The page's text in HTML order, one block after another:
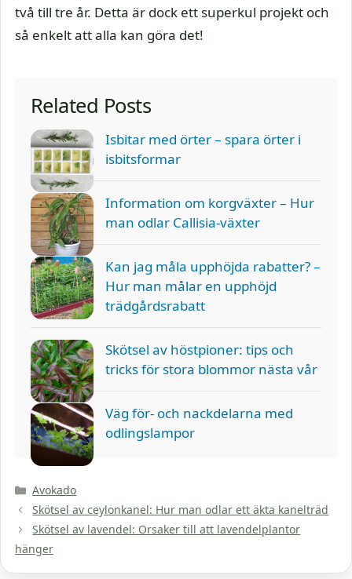
två till tre år. Detta är dock ett superkul projekt och
så enkelt att alla kan göra det!
Related Posts
Isbitar med örter – spara örter i
isbitsformar
Information om korgväxter – Hur
man odlar Callisia-växter
Kan jag måla upphöjda rabatter? –
Hur man målar en upphöjd
trädgårdsrabatt
Skötsel av höstpioner: tips och
tricks för stora blommor nästa vår
Väg för- och nackdelarna med
odlingslampor
Kategorier
Avokado
Skötsel av ceylonkanel: Hur man odlar ett äkta kanelträd
Skötsel av lavendel: Orsaker till att lavendelplantor
hänger